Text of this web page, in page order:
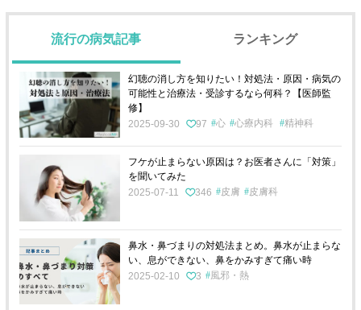
流行の病気記事 ランキング
幻聴の消し方を知りたい！対処法・原因・病気の
可能性と治療法・受診するなら何科？【医師監
修】
2025-09-30
97 心 心療内科 精神科
フケが止まらない原因は？お医者さんに「対策」
を聞いてみた
2025-07-11
346 皮膚 皮膚科
鼻水・鼻づまりの対処法まとめ。鼻水が止まらな
い、息ができない、鼻をかみすぎて痛い時
2025-02-10
3 風邪・熱